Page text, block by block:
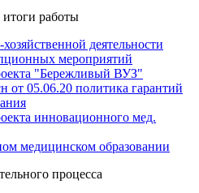
работы
деятельности
мероприятий
"Бережливый ВУЗ"
от 05.06.20 политика гарантий
инновационного мед.
медицинском образовании
процесса